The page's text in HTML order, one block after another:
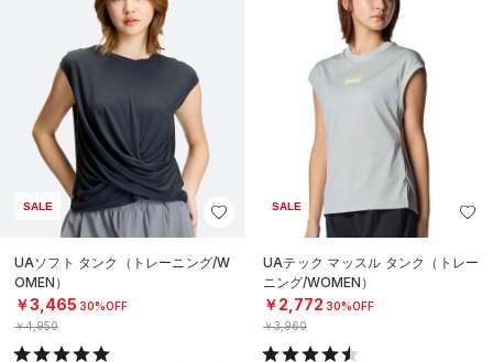
SALE
UAソフト タンク（トレーニング/W
OMEN）
￥3,465 30%OFF
￥4,950
SALE
UAテック マッスル タンク（トレー
ニング/WOMEN）
￥2,772 30%OFF
￥3,960